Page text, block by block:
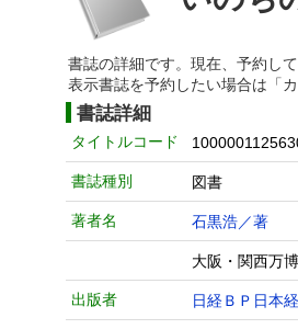
書誌の詳細です。現在、予約し
表示書誌を予約したい場合は「
書誌詳細
タイトルコード
書誌種別 図書
著者名 石黒浩／著
大阪・関西万
出版者 日経ＢＰ日本